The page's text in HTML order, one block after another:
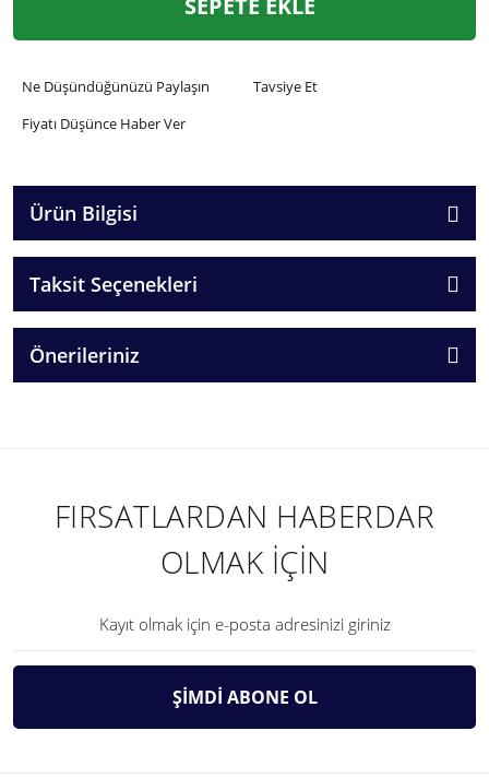
Ne Düşündüğünüzü Paylaşın
Tavsiye Et
Fiyatı Düşünce Haber Ver
Ürün Bilgisi
Taksit Seçenekleri
Önerileriniz
FIRSATLARDAN HABERDAR
OLMAK İÇİN
ŞİMDİ ABONE OL